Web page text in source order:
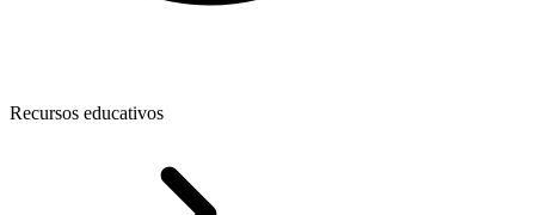
Recursos educativos